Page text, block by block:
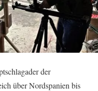
der
über Nordspanien bis